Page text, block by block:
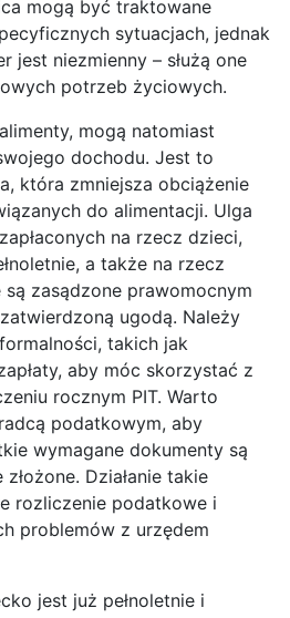
mogą być traktowane
sytuacjach, jednak
jest niezmienny – służą one
potrzeb życiowych.
mogą natomiast
dochodu. Jest to
która zmniejsza obciążenie
do alimentacji. Ulga
na rzecz dzieci,
a także na rzecz
zasądzone prawomocnym
ugodą. Należy
takich jak
aby móc skorzystać z
rocznym PIT. Warto
podatkowym, aby
wymagane dokumenty są
Działanie takie
rozliczenie podatkowe i
problemów z urzędem
jest już pełnoletnie i